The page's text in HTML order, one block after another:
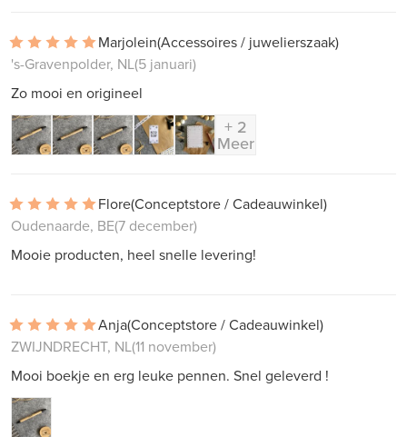
Marjolein(Accessoires / juwelierszaak)
's-Gravenpolder, NL(5 januari)
Zo mooi en origineel
+ 2
Meer
Flore(Conceptstore / Cadeauwinkel)
Oudenaarde, BE(7 december)
Mooie producten, heel snelle levering!
Anja(Conceptstore / Cadeauwinkel)
ZWIJNDRECHT, NL(11 november)
Mooi boekje en erg leuke pennen. Snel geleverd !